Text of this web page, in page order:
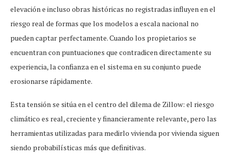
elevación e incluso obras históricas no registradas influyen en el
riesgo real de formas que los modelos a escala nacional no
pueden captar perfectamente. Cuando los propietarios se
encuentran con puntuaciones que contradicen directamente su
experiencia, la confianza en el sistema en su conjunto puede
erosionarse rápidamente.
Esta tensión se sitúa en el centro del dilema de Zillow: el riesgo
climático es real, creciente y financieramente relevante, pero las
herramientas utilizadas para medirlo vivienda por vivienda siguen
siendo probabilísticas más que definitivas.